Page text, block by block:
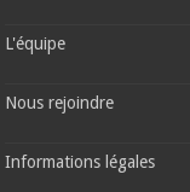
L'équipe
Nous rejoindre
Informations légales